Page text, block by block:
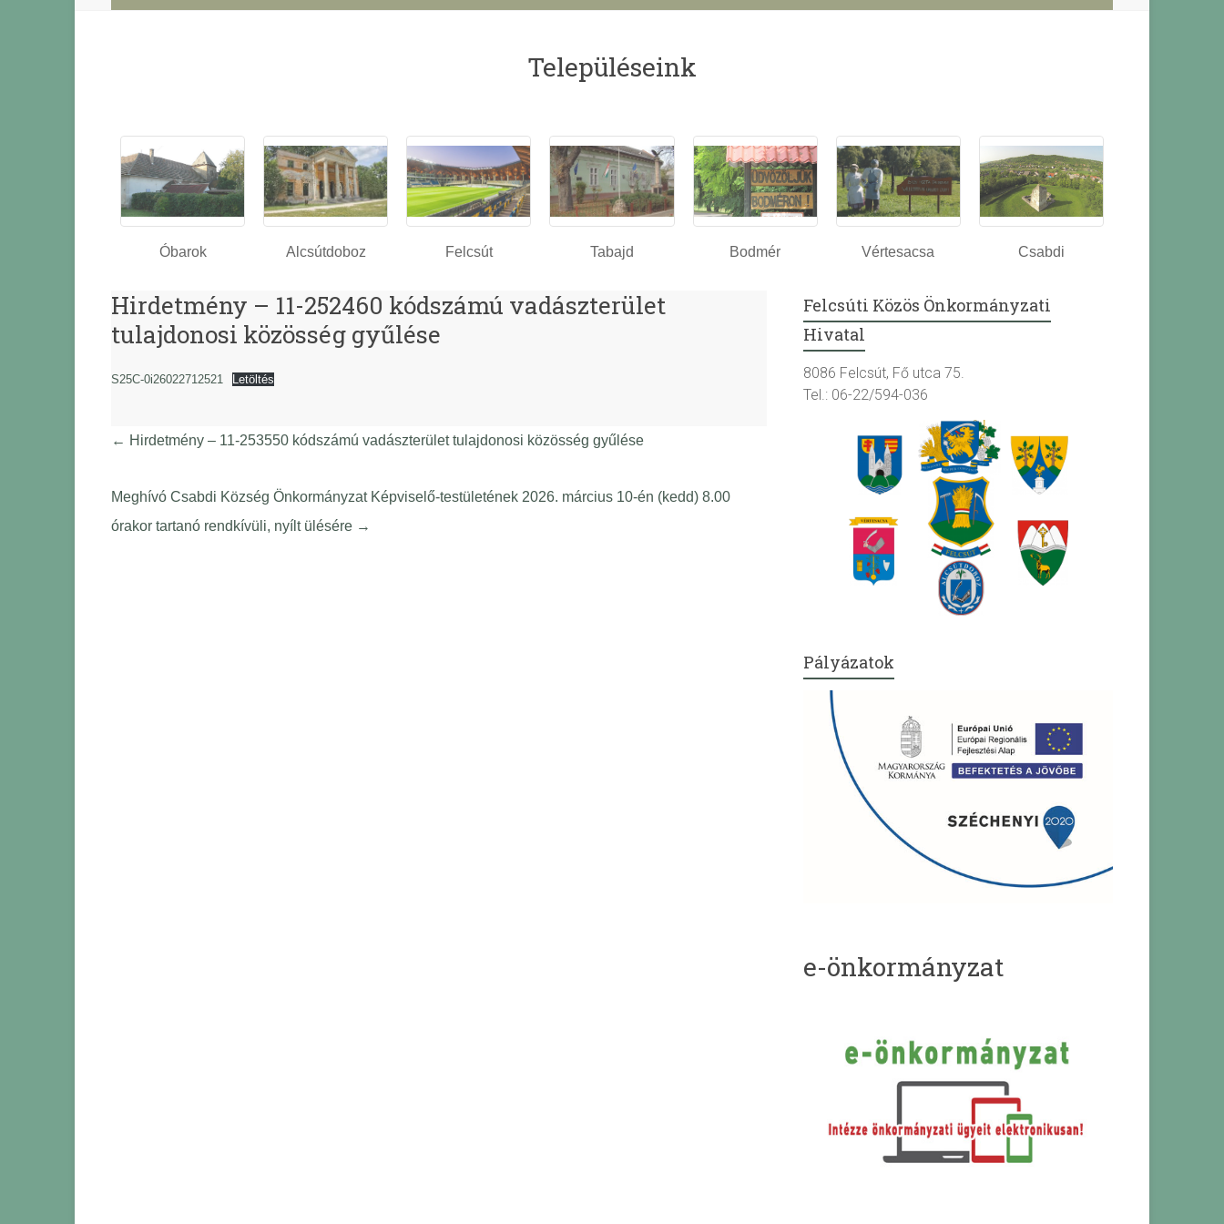
Településeink
Óbarok Alcsútdoboz Felcsút Tabajd Bodmér Vértesacsa Csabdi
Hirdetmény – 11-252460 kódszámú vadászterület
tulajdonosi közösség gyűlése
S25C-0i26022712521 Letöltés
← Hirdetmény – 11-253550 kódszámú vadászterület tulajdonosi közösség gyűlése
Meghívó Csabdi Község Önkormányzat Képviselő-testületének 2026. március 10-én (kedd) 8.00
órakor tartanó rendkívüli, nyílt ülésére →
Felcsúti Közös Önkormányzati
Hivatal
8086 Felcsút, Fő utca 75.
Tel.: 06-22/594-036
Pályázatok
e-önkormányzat